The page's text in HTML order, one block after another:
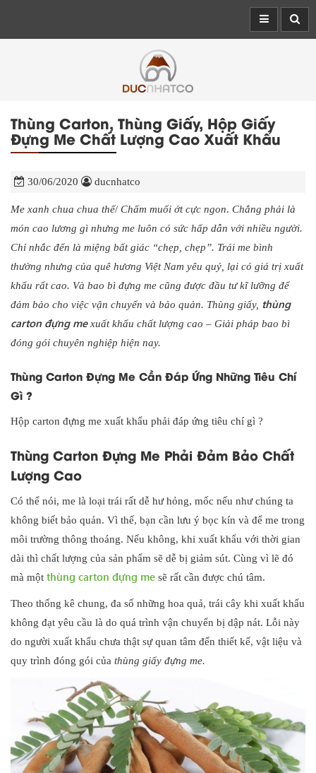
Thùng Carton, Thùng Giấy, Hộp Giấy
Đựng Me Chất Lượng Cao Xuất Khẩu
30/06/2020 ducnhatco
Me xanh chua chua thế/ Chấm muối ớt cực ngon. Chẳng phải là
món cao lương gì nhưng me luôn có sức hấp dẫn với nhiều người.
Chỉ nhắc đến là miệng bất giác “chẹp, chẹp”. Trái me bình
thường nhưng của quê hương Việt Nam yêu quý, lại có giá trị xuất
khẩu rất cao. Và bao bì đựng me cũng được đầu tư kĩ lưỡng để
đảm bảo cho việc vận chuyển và bảo quản. Thùng giấy, thùng
carton đựng mexuất khẩu chất lượng cao – Giải pháp bao bì
đóng gói chuyên nghiệp hiện nay.
Thùng Carton Đựng Me Cần Đáp Ứng Những Tiêu Chí
Gì ?
Hộp carton đựng me xuất khẩu phải đáp ứng tiêu chí gì ?
Thùng Carton Đựng Me Phải Đảm Bảo Chất
Lượng Cao
Có thể nói, me là loại trái rất dễ hư hỏng, mốc nếu như chúng ta
không biết bảo quản. Vì thế, bạn cần lưu ý bọc kín và để me trong
môi trường thông thoáng. Nếu không, khi xuất khẩu với thời gian
dài thì chất lượng của sản phẩm sẽ dễ bị giảm sút. Cùng vì lẽ đó
mà một thùng carton đựng me sẽ rất cần được chú tâm.
Theo thống kê chung, đa số những hoa quả, trái cây khi xuất khẩu
không đạt yêu cầu là do quá trình vận chuyển bị dập nát. Lỗi này
do người xuất khẩu chưa thật sự quan tâm đến thiết kế, vật liệu và
quy trình đóng gói của thùng giấy đựng me.